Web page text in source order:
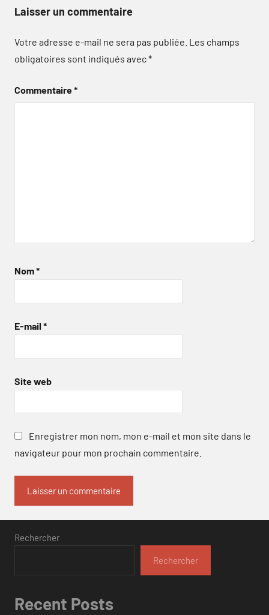
Laisser un commentaire
Votre adresse e-mail ne sera pas publiée. Les champs
obligatoires sont indiqués avec*
Commentaire*
Nom*
E-mail *
Site web
Enregistrer mon nom, mon e-mail et mon site dans le
navigateur pour mon prochain commentaire.
Rechercher
Rechercher
Recent Posts